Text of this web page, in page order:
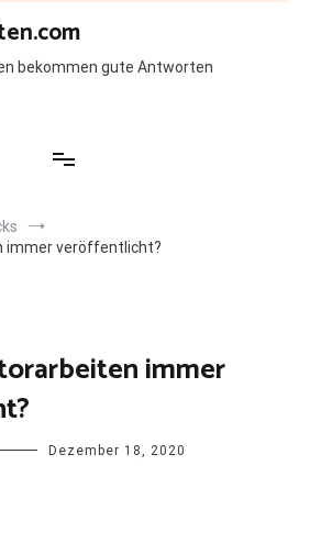
bekommen gute Antworten
immer veröffentlicht?
immer
Dezember 18, 2020